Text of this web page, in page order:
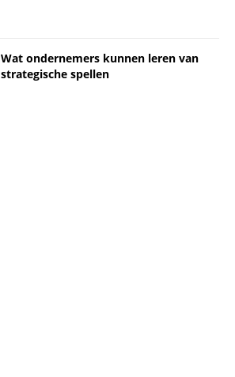
Wat ondernemers kunnen leren van
strategische spellen